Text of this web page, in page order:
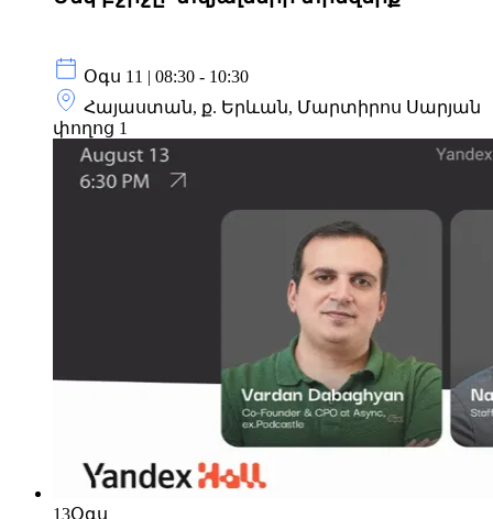
Օգս 11 | 08:30 - 10:30
Հայաստան, ք. Երևան, Մարտիրոս Սարյան
փողոց 1
13Օգս